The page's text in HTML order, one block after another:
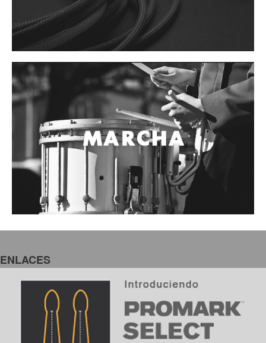
ENLACES